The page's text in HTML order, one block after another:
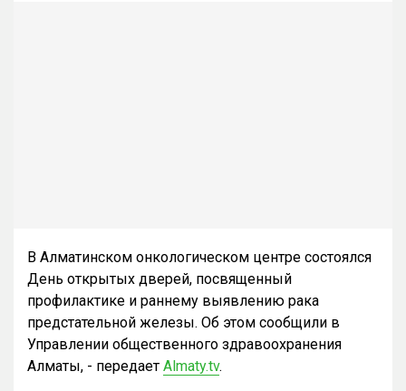
В Алматинском онкологическом центре состоялся
День открытых дверей, посвященный
профилактике и раннему выявлению рака
предстательной железы. Об этом сообщили в
Управлении общественного здравоохранения
Алматы, - передает Almaty.tv.